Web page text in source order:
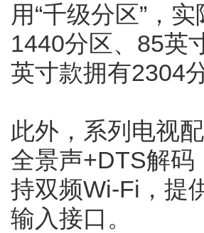
用“千级分区”，
1440分区、85英
英寸款拥有2304
此外，系列电视
全景声+DTS解码
持双频Wi-Fi，提
输入接口。